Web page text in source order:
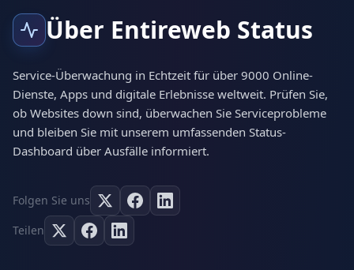
Über Entireweb Status
Service-Überwachung in Echtzeit für über 9000 Online-
Dienste, Apps und digitale Erlebnisse weltweit. Prüfen Sie,
ob Websites down sind, überwachen Sie Serviceprobleme
und bleiben Sie mit unserem umfassenden Status-
Dashboard über Ausfälle informiert.
Folgen Sie uns
Teilen